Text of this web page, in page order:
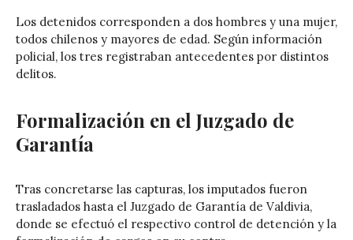
Los detenidos corresponden a dos hombres y una mujer,
todos chilenos y mayores de edad. Según información
policial, los tres registraban antecedentes por distintos
delitos.
Formalización en el Juzgado de
Garantía
Tras concretarse las capturas, los imputados fueron
trasladados hasta el Juzgado de Garantía de Valdivia,
donde se efectuó el respectivo control de detención y la